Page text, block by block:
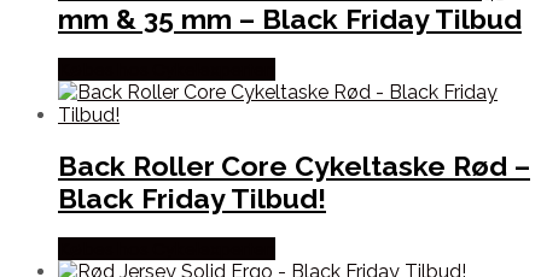
mm & 35 mm – Black Friday Tilbud
Back Roller Core Cykeltaske Rød –
Black Friday Tilbud!